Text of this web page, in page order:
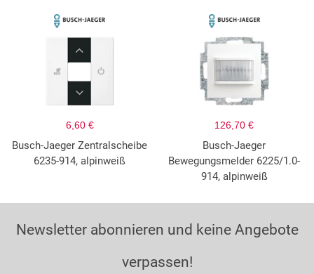
6,60 €
Busch-Jaeger Zentralscheibe
6235-914, alpinweiß
126,70 €
Busch-Jaeger
Bewegungsmelder 6225/1.0-
914, alpinweiß
Newsletter abonnieren und keine Angebote
verpassen!